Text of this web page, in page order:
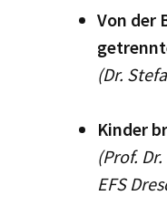
Von der
(Dr.
Kinder
(Prof.
EFS